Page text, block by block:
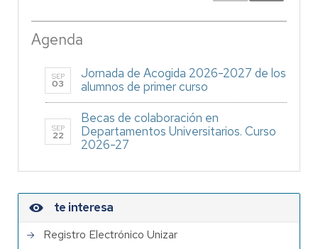
Agenda
SEP
03
Jornada de Acogida 2026-2027 de los
alumnos de primer curso
SEP
22
Becas de colaboración en
Departamentos Universitarios. Curso
2026-27
te interesa
Registro Electrónico Unizar